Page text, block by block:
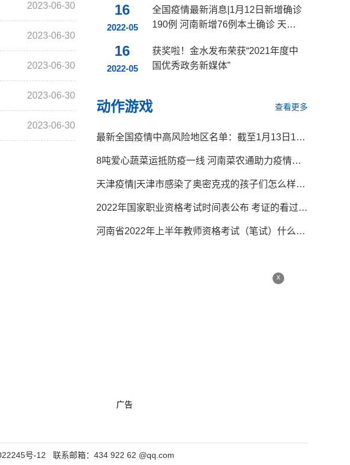
2023-06-30
2023-06-30
2023-06-30
2023-06-30
2023-06-30
16
2022-05
全国疫情最新消息|1月12日新增确诊
190例 河南新增76例本土确诊 天津
16
2022-05
获奖啦！金水发布荣获“2021年度中
国优秀政务新媒体”
动作游戏 查看更多
最新全国疫情中高风险地区名单：截至1月13日16时，共86个
8吨爱心蔬菜运抵防疫一线 河南菜农通助力疫情防控
天津疫情|天津市感染了奥密克戎的孩子们怎么样了？
2022年国家职业资格考试时间表公布 考证的看过来！
河南省2022年上半年教师资格考试（笔试）什么时候报名？原计划1月14日延迟
x
广告
号-12 联系邮箱：434 922 62 @qq.com